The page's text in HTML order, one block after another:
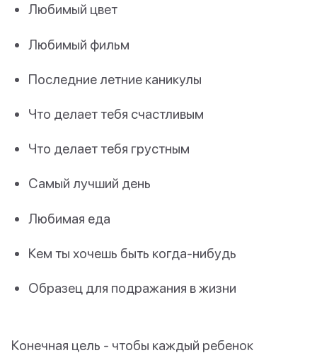
Любимый цвет
Любимый фильм
Последние летние каникулы
Что делает тебя счастливым
Что делает тебя грустным
Самый лучший день
Любимая еда
Кем ты хочешь быть когда-нибудь
Образец для подражания в жизни
Конечная цель - чтобы каждый ребенок